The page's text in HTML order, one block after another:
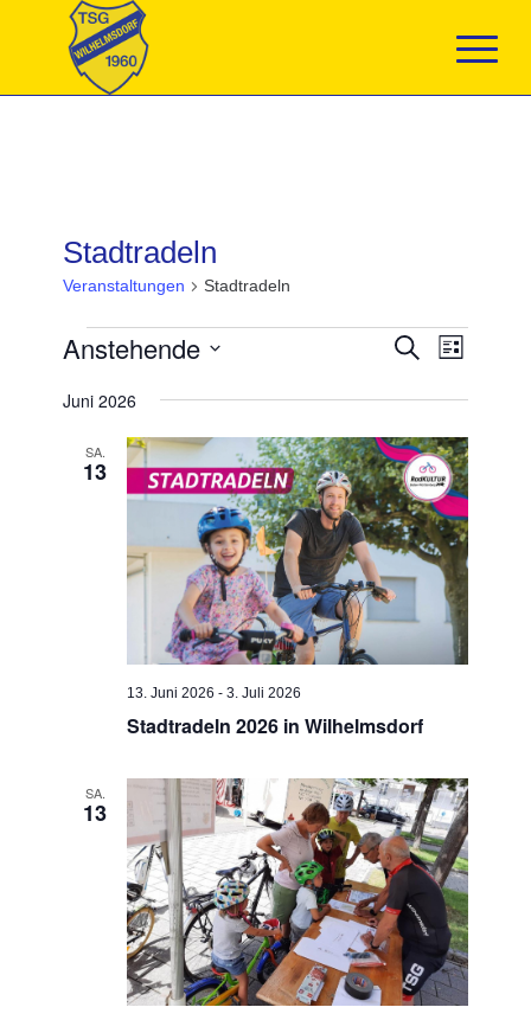
Stadtradeln
Veranstaltungen Stadtradeln
Veranstaltungen
Suche
Ansichten,
Suche
Liste
Anstehende
wählen.
Juni 2026
SA.
13
Stadtradeln 2026 in Wilhelmsdorf
13. Juni 2026 -3. Juli 2026
SA.
13